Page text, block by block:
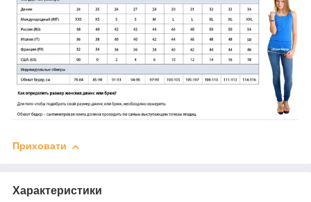
Приховати
Характеристики